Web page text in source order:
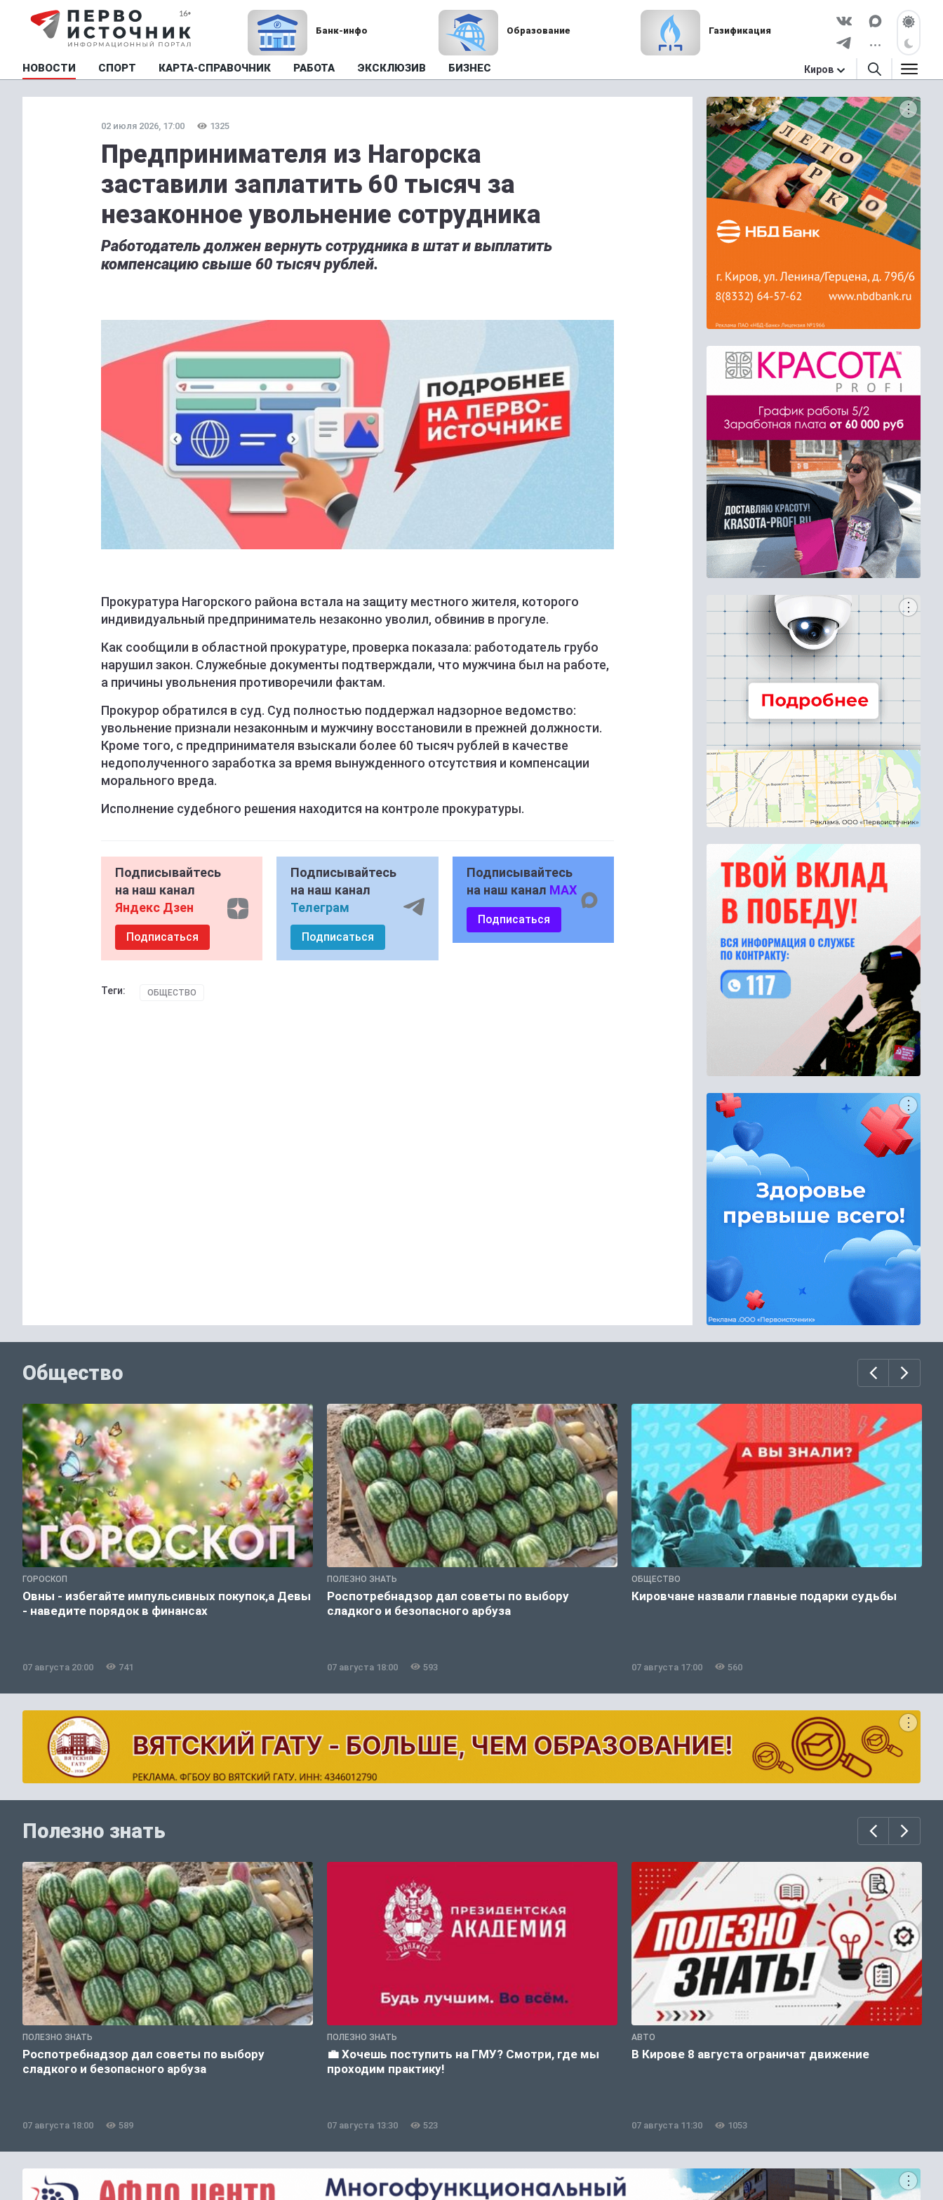
Банк-инфо Образование Газификация
НОВОСТИ СПОРТ КАРТА-СПРАВОЧНИК РАБОТА ЭКСКЛЮЗИВ БИЗНЕС Киров
02 июля 2026, 17:00 1325
Предпринимателя из Нагорска
заставили заплатить 60 тысяч за
незаконное увольнение сотрудника
Работодатель должен вернуть сотрудника в штат и выплатить
компенсацию свыше 60 тысяч рублей.
Прокуратура Нагорского района встала на защиту местного жителя, которого
индивидуальный предприниматель незаконно уволил, обвинив в прогуле.
Как сообщили в областной прокуратуре, проверка показала: работодатель грубо
нарушил закон. Служебные документы подтверждали, что мужчина был на работе,
а причины увольнения противоречили фактам.
Прокурор обратился в суд. Суд полностью поддержал надзорное ведомство:
увольнение признали незаконным и мужчину восстановили в прежней должности.
Кроме того, с предпринимателя взыскали более 60 тысяч рублей в качестве
недополученного заработка за время вынужденного отсутствия и компенсации
морального вреда.
Исполнение судебного решения находится на контроле прокуратуры.
Подписывайтесь
на наш канал
Яндекс Дзен
Подписаться
Подписывайтесь
на наш канал
Телеграм
Подписаться
Подписывайтесь
на наш канал MAX
Подписаться
Теги: ОБЩЕСТВО
Общество
ГОРОСКОП
Овны - избегайте импульсивных покупок,а Девы
- наведите порядок в финансах
07 августа 20:00 741
ПОЛЕЗНО ЗНАТЬ
Роспотребнадзор дал советы по выбору
сладкого и безопасного арбуза
07 августа 18:00 593
ОБЩЕСТВО
Кировчане назвали главные подарки судьбы
07 августа 17:00 560
Полезно знать
ПОЛЕЗНО ЗНАТЬ
Роспотребнадзор дал советы по выбору
сладкого и безопасного арбуза
07 августа 18:00 589
ПОЛЕЗНО ЗНАТЬ
💼 Хочешь поступить на ГМУ? Смотри, где мы
проходим практику!
07 августа 13:30 523
АВТО
В Кирове 8 августа ограничат движение
07 августа 11:30 1053